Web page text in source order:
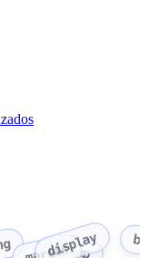
display
gap